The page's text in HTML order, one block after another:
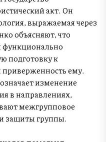
акт. Он
выражаемая через
объясняют, что
функционально
подготовку к
ему.
изменение
в направлениях,
межгрупповое
защиты группы.